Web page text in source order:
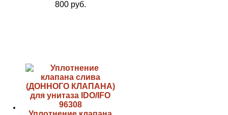
800 руб.